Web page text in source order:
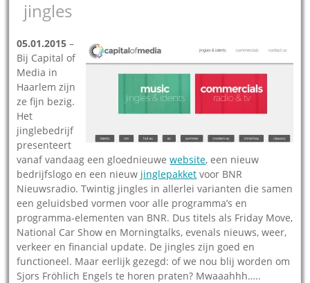
jingles
05.01.2015 –
Bij Capital of
Media in
Haarlem zijn
ze fijn bezig.
Het
jinglebedrijf
presenteert
vanaf vandaag een gloednieuwewebsite, een nieuw
bedrijfslogo en een nieuw jinglepakket voor BNR
Nieuwsradio. Twintig jingles in allerlei varianten die samen
een geluidsbed vormen voor alle programma’s en
programma-elementen van BNR. Dus titels als Friday Move,
National Car Show en Morningtalks, evenals nieuws, weer,
verkeer en financial update. De jingles zijn goed en
functioneel. Maar eerlijk gezegd: of we nou blij worden om
Sjors Fröhlich Engels te horen praten? Mwaaahhh…..